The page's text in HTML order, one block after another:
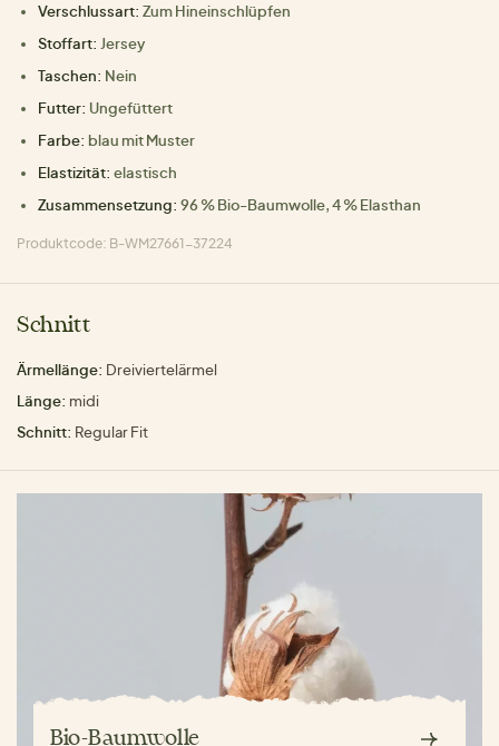
Verschlussart: Zum Hineinschlüpfen
Stoffart: Jersey
Taschen: Nein
Futter: Ungefüttert
Farbe: blau mit Muster
Elastizität: elastisch
Zusammensetzung: 96 % Bio-Baumwolle, 4 % Elasthan
Produktcode: B-WM27661-37224
Schnitt
Ärmellänge: Dreiviertelärmel
Länge: midi
Schnitt: Regular Fit
Bio-Baumwolle